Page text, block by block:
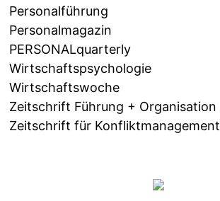
Personalführung
Personalmagazin
PERSONALquarterly
Wirtschaftspsychologie
Wirtschaftswoche
Zeitschrift Führung + Organisation
Zeitschrift für Konfliktmanagement